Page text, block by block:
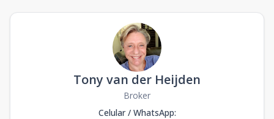
Tony van der Heijden
Broker
Celular / WhatsApp: